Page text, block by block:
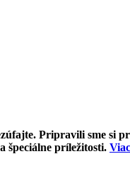
Pripravili sme si
špeciálne príležitosti. Viac